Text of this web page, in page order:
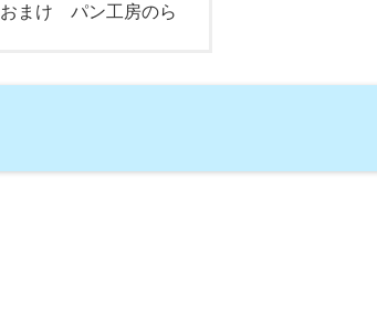
おまけ パン工房のら